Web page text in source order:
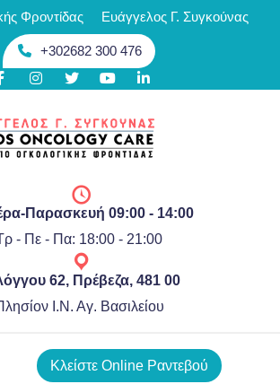
Φροντίδας Ευάγγελος Γ. Συγκούνας
+302682 300 476
Παρασκευή 09:00 - 14:00
- Πε - Πα: 18:00 - 21:00
62, Πρέβεζα, 481 00
Ι.Ν. Αγ. Βασιλείου
Κλείστε Online Ραντεβού